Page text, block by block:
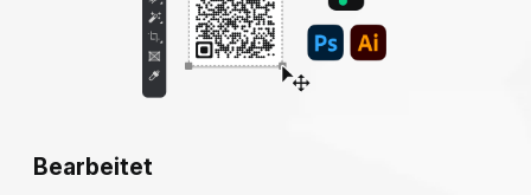
Bearbeitet